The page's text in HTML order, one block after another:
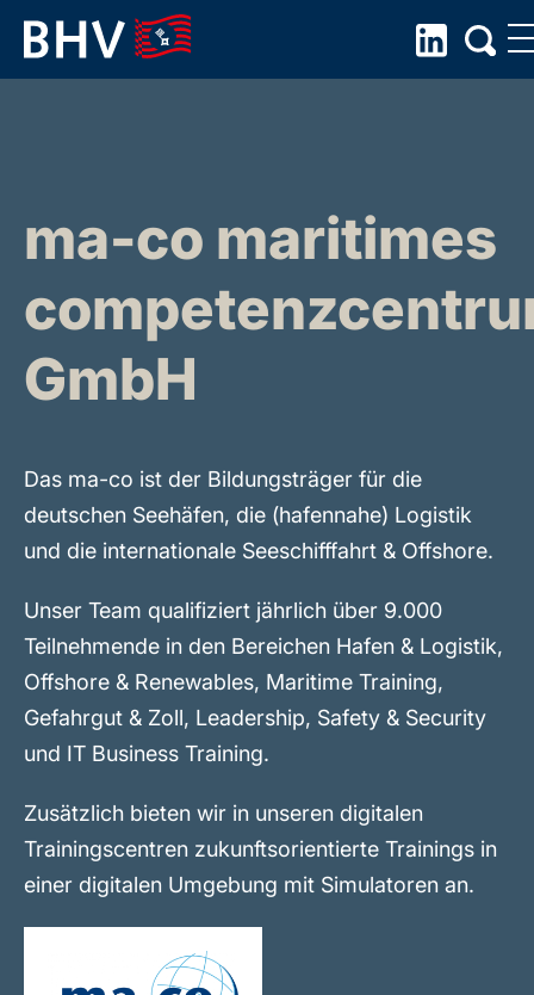
Skip
ma-co maritimes
GmbH
Das ma-co ist der Bildungsträger für die
deutschen Seehäfen, die (hafennahe) Logistik
und die internationale Seeschifffahrt & Offshore.
Unser Team qualifiziert jährlich über 9.000
Teilnehmende in den Bereichen Hafen & Logistik,
Offshore & Renewables, Maritime Training,
Gefahrgut & Zoll, Leadership, Safety & Security
und IT Business Training.
Zusätzlich bieten wir in unseren digitalen
Trainingscentren zukunftsorientierte Trainings in
einer digitalen Umgebung mit Simulatoren an.